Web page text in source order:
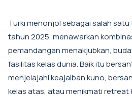
Turki menonjol sebagai salah
tahun 2025, menawarkan
pemandangan menakjubkan,
fasilitas kelas dunia. Baik itu
menjelajahi keajaiban kuno,
kelas atas, atau menikmati